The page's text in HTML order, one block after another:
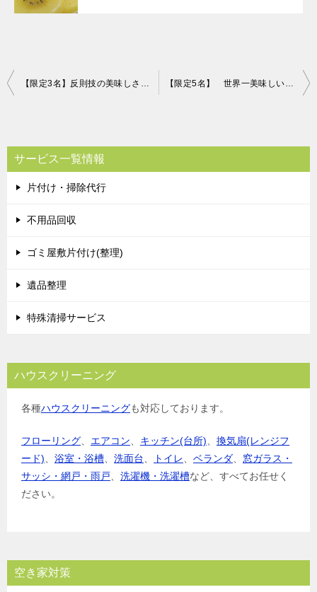
投
ビ
ゲ
ー
シ
【限定3名】反則技の美味しさを持つ「奇跡のぶどう」プレゼント！ 【限定5名】 世界一美味しいオリーブオイル 片付け110番プレゼント！
サービス一覧情報
片付け・掃除代行
不用品回収
ゴミ屋敷片付け(整理)
遺品整理
特殊清掃サービス
ハウスクリーニング
各種ハウスクリーニングも対応しております。
フローリング エアコン キッチン(台所)
換気扇(レンジフ
ード)
浴室・浴槽 洗面台 トイレ ベランダ
窓ガラス・
サッシ・網戸・雨戸
洗濯機・洗濯槽など、すべてお任せく
ださい。
空き家対策